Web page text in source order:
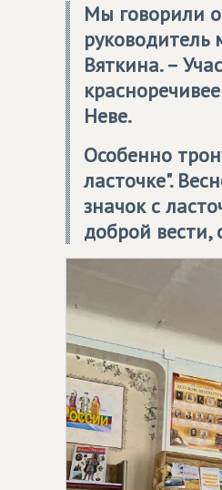
Мы говорили о
руководитель
Вяткина. –
Неве.
Особенно
ласточке".
значок с
доброй